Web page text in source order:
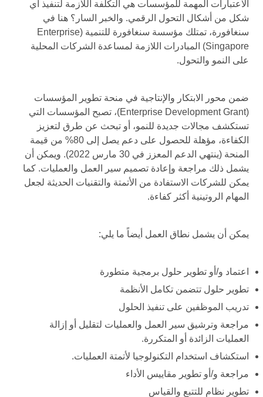
الاعتبارات المهمة للمؤسسات هي التكلفة اللازمة لتنفيذ أي
شكل من أشكال التحول الرقمي. والخبر السار؟ هنا في
سنغافورة، تمتلك مؤسسة سنغافورة للتنمية (Enterprise
Singapore) المبادرات اللازمة لمساعدة الشركات المحلية
على النمو والتحول.
ضمن محور الابتكار والإنتاجية في منحة تطوير المؤسسات
(Enterprise Development Grant)، تصبح المؤسسات التي
تستكشف مجالات جديدة للنمو، أو تبحث عن طرق لتعزيز
الكفاءة، مؤهلة للحصول على دعم يصل إلى 80% من قيمة
المنحة (ينتهي الدعم المعزز في 30 مارس 2022). ويمكن أن
يشمل ذلك مراجعة وإعادة تصميم سير العمل والعمليات. كما
يمكن للشركات الاستفادة من الأتمتة والتقنيات الحديثة لجعل
المهام الروتينية أكثر كفاءة.
يمكن أن يشمل نطاق العمل أيضاً ما يلي:
اعتماد و/أو تطوير حلول برمجية متطورة
تطوير حلول تتضمن تكامل الأنظمة
تدريب الموظفين على تنفيذ الحلول
مراجعة وترشيق سير العمل والعمليات لتقليل أو إزالة
العمليات الزائدة أو المتكررة.
استكشاف استخدام التكنولوجيا لأتمتة العمليات.
مراجعة و/أو تطوير مقاييس الأداء
تطوير نظام للتتبع والقياس